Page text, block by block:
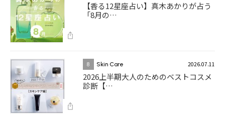
【香る12星座占い】真木あかりが占う
「8月の…
8 Skin Care 2026.07.11
2026上半期大人のためのベストコスメ
診断【…